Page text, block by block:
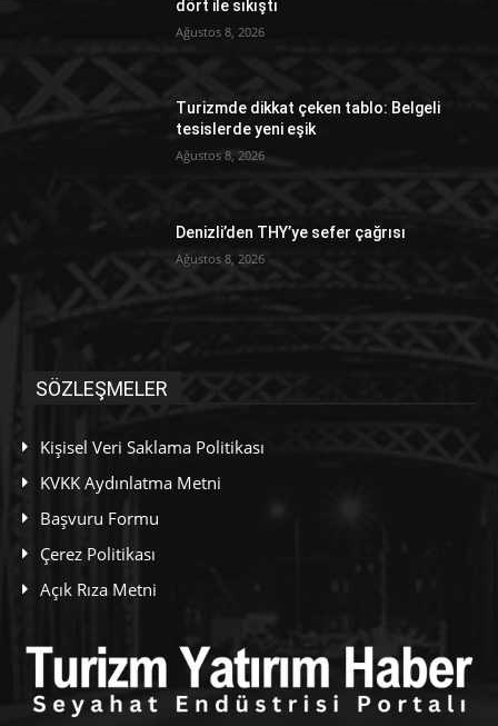
dört ile sıkıştı
Ağustos 8, 2026
Turizmde dikkat çeken tablo: Belgeli
tesislerde yeni eşik
Ağustos 8, 2026
Denizli’den THY’ye sefer çağrısı
Ağustos 8, 2026
SÖZLEŞMELER
Kişisel Veri Saklama Politikası
KVKK Aydınlatma Metni
Başvuru Formu
Çerez Politikası
Açık Rıza Metni